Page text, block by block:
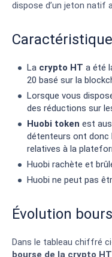
dispose d’un jeton natif
La crypto HT a été
20 basé sur la
Lorsque vous
des réductions sur
Huobi token est
détenteurs ont donc
relatives à la
Huobi rachète et
Huobi ne peut pas
Évolution
Dans le tableau chiffré
bourse de la crypto HT